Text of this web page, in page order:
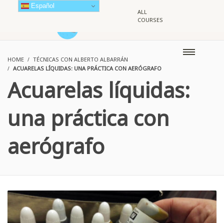
ALL
COURSES
HOME
TÉCNICAS CON ALBERTO ALBARRÁN
ACUARELAS LÍQUIDAS: UNA PRÁCTICA CON AERÓGRAFO
Acuarelas líquidas:
una práctica con
aerógrafo
Español